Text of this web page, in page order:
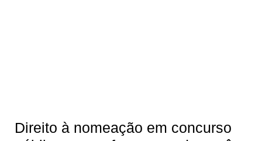
Direito à nomeação em concurso